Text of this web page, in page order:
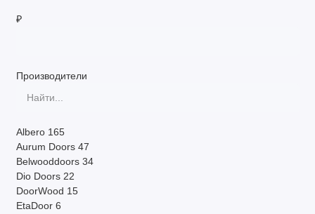
₽
Производители
Albero 165
Aurum Doors 47
Belwooddoors 34
Dio Doors 22
DoorWood 15
EtaDoor 6
Система открывания
Производитель
По наличию
Страна